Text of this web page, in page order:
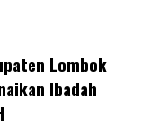
Lombok
Ibadah